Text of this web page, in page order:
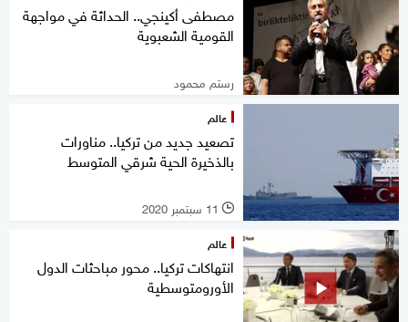
مصطفى أكينجي.. الحداثة في مواجهة
القومية الشعبوية
رستم محمود
عالم
تصعيد جديد من تركيا.. مناورات
بالذخيرة الحية شرقي المتوسط
l 11 سبتمبر 2020
عالم
انتهاكات تركيا.. محور مباحثات الدول
الأورومتوسطية